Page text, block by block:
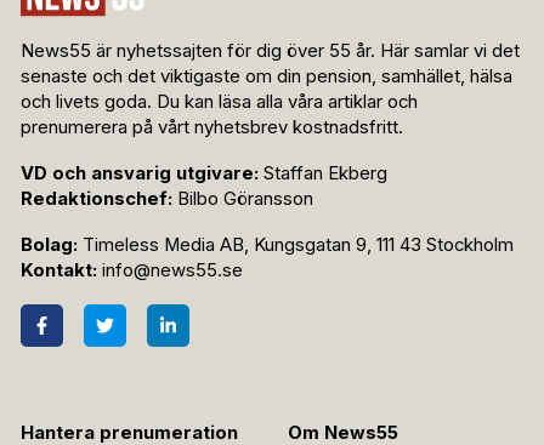
News55 är nyhetssajten för dig över 55 år. Här samlar vi det
senaste och det viktigaste om din pension, samhället, hälsa
och livets goda. Du kan läsa alla våra artiklar och
prenumerera på vårt nyhetsbrev kostnadsfritt.
VD och ansvarig utgivare: Staffan Ekberg
Redaktionschef: Bilbo Göransson
Bolag: Timeless Media AB, Kungsgatan 9, 111 43 Stockholm
Kontakt: info@news55.se
Hantera prenumeration Om News55